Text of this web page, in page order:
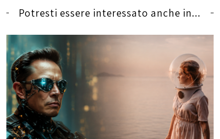
Potresti essere interessato anche in...